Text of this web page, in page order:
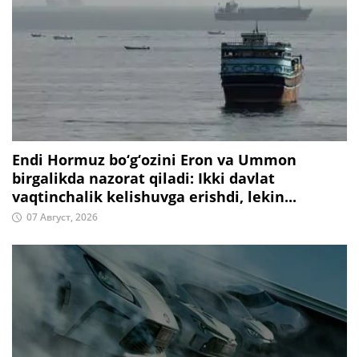
Endi Hormuz bo‘g‘ozini Eron va Ummon
birgalikda nazorat qiladi: Ikki davlat
vaqtinchalik kelishuvga erishdi, lekin...
07 Август, 2026